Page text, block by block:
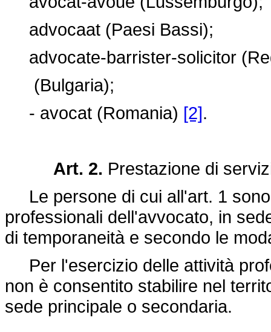
advocaat (Paesi Bassi);
advocate-barrister-solicitor
(Bulgaria);
- avocat (Romania) [2].
Art. 2. Prestazione di
Le persone di cui all'art. 1
professionali dell'avvocato, in
di temporaneità e secondo le
Per l'esercizio delle attività
non è consentito stabilire nel
sede principale o secondaria.